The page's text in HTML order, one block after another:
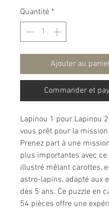
Quantité *
Ajouter au
Commander et
Lapinou 1 pour Lapinou
vous prêt pour la mission
Prenez part à une
plus importantes avec ce
illustré mêlant carottes,
astro-lapins, adapté aux
dès 5 ans. Ce puzzle en
54 pièces offre une